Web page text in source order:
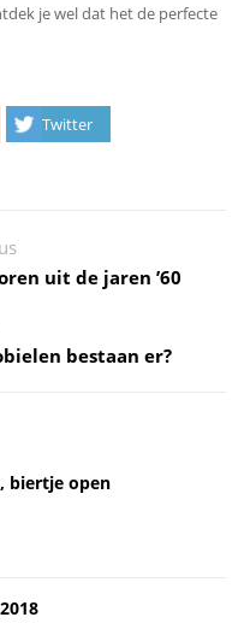
je wel dat het de perfecte
Twitter
uit de jaren ’60
bestaan er?
biertje open